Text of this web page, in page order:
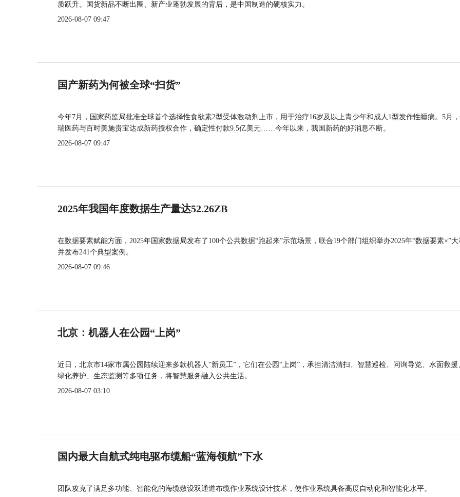
质跃升。国货新品不断出圈、新产业蓬勃发展的背后，是中国制造的硬核实力。
2026-08-07 09:47
国产新药为何被全球“扫货”
今年7月，国家药监局批准全球首个选择性食欲素2型受体激动剂上市，用于治疗16岁及以上青少年和成人1型发作性睡病。5月
瑞医药与百时美施贵宝达成新药授权合作，确定性付款9.5亿美元……今年以来，我国新药的好消息不断。
2026-08-07 09:47
2025年我国年度数据生产量达52.26ZB
在数据要素赋能方面，2025年国家数据局发布了100个公共数据“跑起来”示范场景，联合19个部门组织举办2025年“数据要素×”大
并发布241个典型案例。
2026-08-07 09:46
北京：机器人在公园“上岗”
近日，北京市14家市属公园陆续迎来多款机器人“新员工”，它们在公园“上岗”，承担清洁清扫、智慧巡检、问询导览、水面救援
绿化养护、生态监测等多项任务，将智慧服务融入公共生活。
2026-08-07 03:10
国内最大自航式纯电驱布缆船“蓝海领航”下水
团队攻克了满足多功能、智能化的海缆敷设双通道布缆作业系统设计技术，使作业系统具备高度自动化和智能化水平。